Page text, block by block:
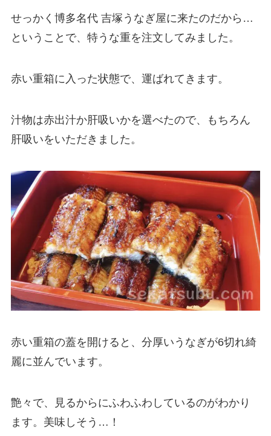
せっかく博多名代 吉塚うなぎ屋に来たのだから…
ということで、特うな重を注文してみました。
赤い重箱に入った状態で、運ばれてきます。
汁物は赤出汁か肝吸いかを選べたので、もちろん
肝吸いをいただきました。
赤い重箱の蓋を開けると、分厚いうなぎが6切れ綺
麗に並んでいます。
艶々で、見るからにふわふわしているのがわかり
ます。美味しそう…！